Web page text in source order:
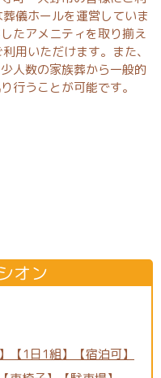
儀ホールを運営していま
たアメニティを取り揃え
用いただけます。また、
人数の家族葬から一般的
行うことが可能です。
オン